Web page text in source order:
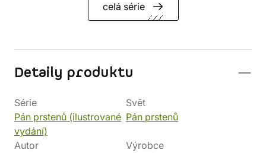
celá série
Detaily produktu
Série
Pán prstenů (ilustrované
vydání)
Svět
Pán prstenů
Autor
Výrobce